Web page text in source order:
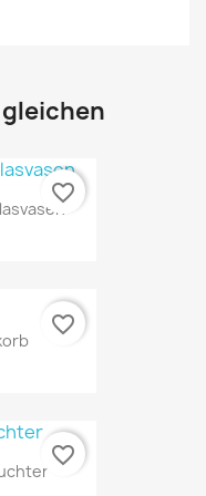
favorite_border
favorite_border
favorite_border